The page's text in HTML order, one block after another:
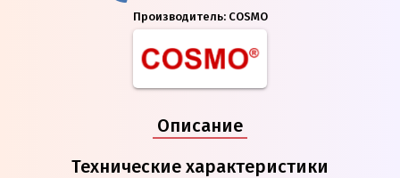
Производитель: COSMO
Описание
Технические характеристики